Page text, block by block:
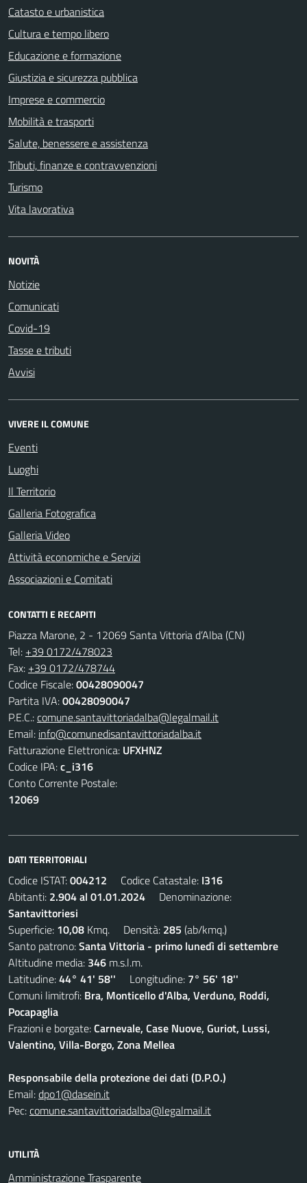
Catasto e urbanistica
Cultura e tempo libero
Educazione e formazione
Giustizia e sicurezza pubblica
Imprese e commercio
Mobilità e trasporti
Salute, benessere e assistenza
Tributi, finanze e contravvenzioni
Turismo
Vita lavorativa
NOVITÀ
Notizie
Comunicati
Covid-19
Tasse e tributi
Avvisi
VIVERE IL COMUNE
Eventi
Luoghi
Il Territorio
Galleria Fotografica
Galleria Video
Attività economiche e Servizi
Associazioni e Comitati
CONTATTI E RECAPITI
Piazza Marone, 2 - 12069 Santa Vittoria d’Alba (CN)
Tel: +39 0172/478023
Fax: +39 0172/478744
Codice Fiscale:00428090047
Partita IVA:00428090047
P.E.C.:comune.santavittoriadalba@legalmail.it
Email: info@comunedisantavittoriadalba.it
Fatturazione Elettronica: UFXHNZ
Codice IPA:c_i316
Conto Corrente Postale:
12069
DATI TERRITORIALI
Codice ISTAT:004212 Codice Catastale: I316
Abitanti: 2.904 al 01.01.2024 Denominazione:
Santavittoriesi
Superficie: 10,08 Kmq. Densità: 285 (ab/kmq.)
Santo patrono:Santa Vittoria - primo lunedì di settembre
Altitudine media: 346 m.s.l.m.
Latitudine:44° 41' 58'' Longitudine: 7° 56' 18''
Comuni limitrofi: Bra, Monticello d'Alba, Verduno, Roddi,
Pocapaglia
Frazioni e borgate:Carnevale, Case Nuove, Guriot, Lussi,
Valentino, Villa-Borgo, Zona Mellea
Responsabile della protezione dei dati (D.P.O.)
Email:dpo1@dasein.it
Pec:comune.santavittoriadalba@legalmail.it
UTILITÀ
Amministrazione Trasparente